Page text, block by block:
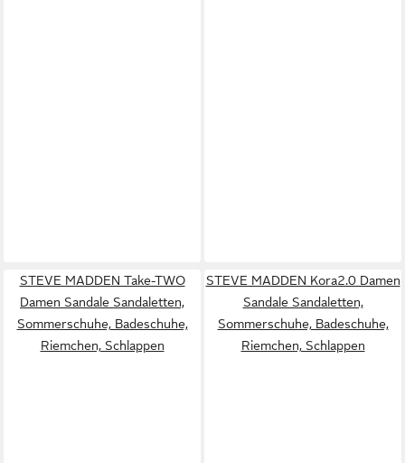
STEVE MADDEN Take-TWO
Damen Sandale Sandaletten,
Sommerschuhe, Badeschuhe,
Riemchen, Schlappen
STEVE MADDEN Kora2.0 Damen
Sandale Sandaletten,
Sommerschuhe, Badeschuhe,
Riemchen, Schlappen